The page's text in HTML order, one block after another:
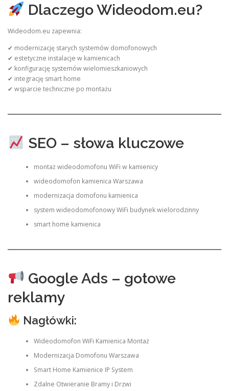
Dlaczego Wideodom.eu?
Wideodom.eu zapewnia:
✔ modernizację starych systemów domofonowych
✔ estetyczne instalacje w kamienicach
✔ konfigurację systemów wielomieszkaniowych
✔ integrację smart home
✔ wsparcie techniczne po montażu
SEO – słowa kluczowe
montaż wideodomofonu WiFi w kamienicy
wideodomofon kamienica Warszawa
modernizacja domofonu kamienica
system wideodomofonowy WiFi budynek wielorodzinny
smart home kamienica
Google Ads – gotowe
reklamy
Nagłówki:
Wideodomofon WiFi Kamienica Montaż
Modernizacja Domofonu Warszawa
Smart Home Kamienice IP System
Zdalne Otwieranie Bramy i Drzwi